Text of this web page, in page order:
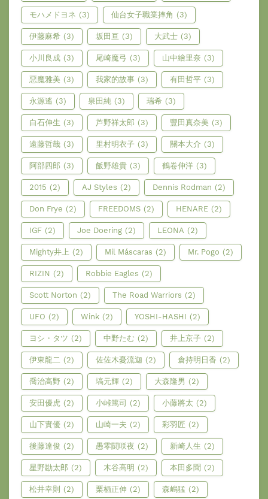
モハメドヨネ (3) 仙台女子職業摔角 (3)
伊藤麻希 (3) 坂田亘 (3) 大武士 (3)
小川良成 (3) 尾崎魔弓 (3) 山中繪里奈 (3)
惡魔雅美 (3) 我家的故事 (3) 有田哲平 (3)
永源遙 (3) 泉田純 (3) 瑞希 (3)
白石伸生 (3) 芦野祥太郎 (3) 豐田真奈美 (3)
遠藤哲哉 (3) 里村明衣子 (3) 關本大介 (3)
阿部四郎 (3) 飯野雄貴 (3) 鶴卷伸洋 (3)
2015 (2) AJ Styles (2) Dennis Rodman (2)
Don Frye (2) FREEDOMS (2) HENARE (2)
IGF (2) Joe Doering (2) LEONA (2)
Mighty井上 (2) Mil Máscaras (2) Mr. Pogo (2)
RIZIN (2) Robbie Eagles (2)
Scott Norton (2) The Road Warriors (2)
UFO (2) Wink (2) YOSHI-HASHI (2)
ヨシ・タツ (2) 中野たむ (2) 井上京子 (2)
伊東龍二 (2) 佐佐木憂流迦 (2) 倉持明日香 (2)
喬治高野 (2) 塙元輝 (2) 大森隆男 (2)
安田優虎 (2) 小峠篤司 (2) 小藤將太 (2)
山下實優 (2) 山崎一夫 (2) 彩羽匠 (2)
後藤達俊 (2) 愚零闘咲夜 (2) 新崎人生 (2)
星野勘太郎 (2) 木谷高明 (2) 本田多聞 (2)
松井幸則 (2) 栗栖正伸 (2) 森嶋猛 (2)